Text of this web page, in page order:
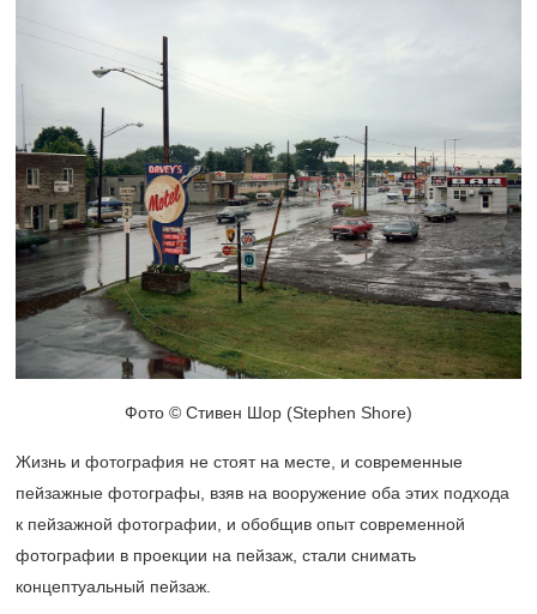
Фото © Стивен Шор (Stephen Shore)
Жизнь и фотография не стоят на месте, и современные
пейзажные фотографы, взяв на вооружение оба этих подхода
к пейзажной фотографии, и обобщив опыт современной
фотографии в проекции на пейзаж, стали снимать
концептуальный пейзаж.